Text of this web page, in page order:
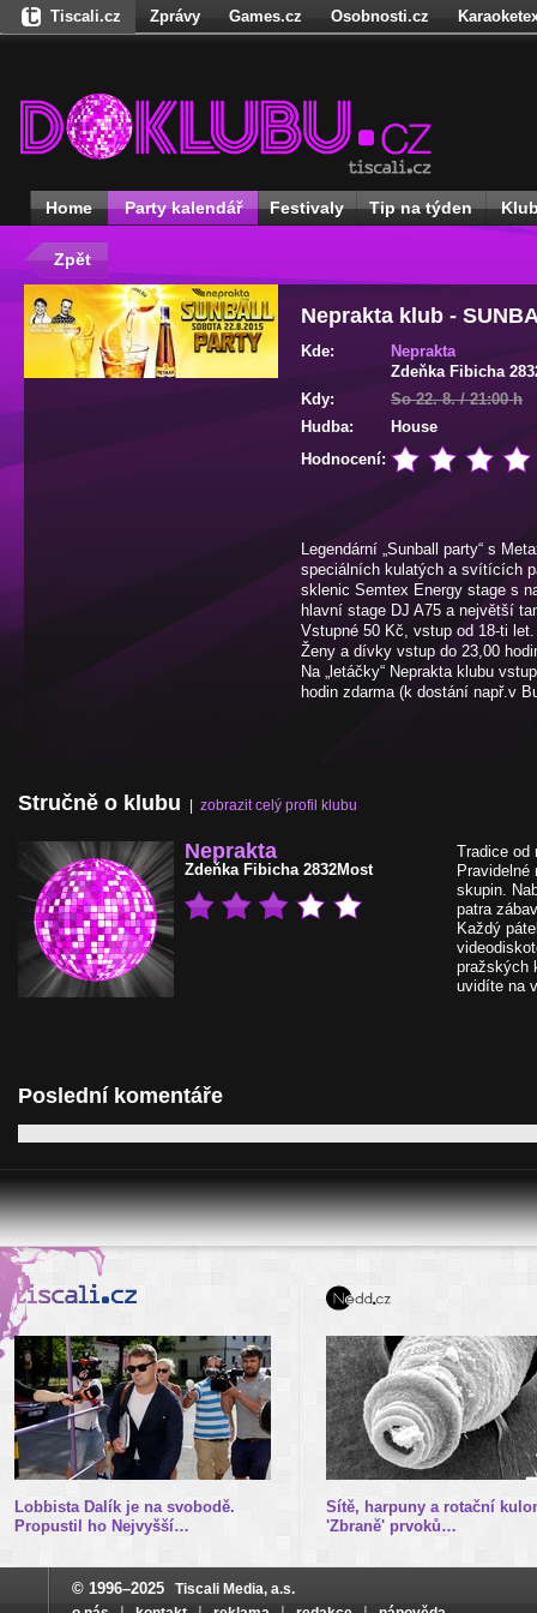
Tiscali.cz Zprávy Games.cz Osobnosti.cz
Receptynadoma.cz
StartupInsider.cz
Home Party kalendář Festivaly Tip na týden
Zpět
Neprakta klub -
Kde:
Neprakta
Zdeňka Fibicha
Kdy:
So 22. 8. / 21:00 h
Hudba:
House
Hodnocení:
Legendární „Sunball party“ s
speciálních kulatých a svítících
sklenic Semtex Energy stage s
hlavní stage DJ A75 a největší
Vstupné 50 Kč, vstup od 18-ti
Ženy a dívky vstup do 23,00
Na „letáčky“ Neprakta klubu
hodin zdarma (k dostání např.v
Stručně o klubu zobrazit celý profil klubu
Neprakta
Zdeňka Fibicha 2832Most
Tradice od
skupin.
patra
Každý
pražských
uvidíte na
Poslední komentáře
Lobbista Dalík je na svobodě.
Propustil ho Nejvyšší…
Sítě, harpuny a rotační
'Zbraně' prvoků…
© 1996–2025
Tiscali Media, a.s.